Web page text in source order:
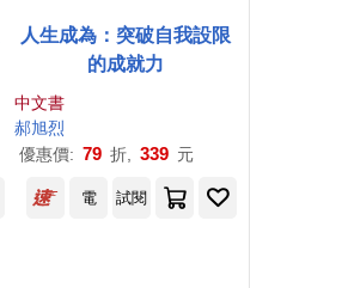
人生成為：突破自我設限
的成就力
中文書
郝旭烈
優惠價: 79 折, 339 元
電 試閱